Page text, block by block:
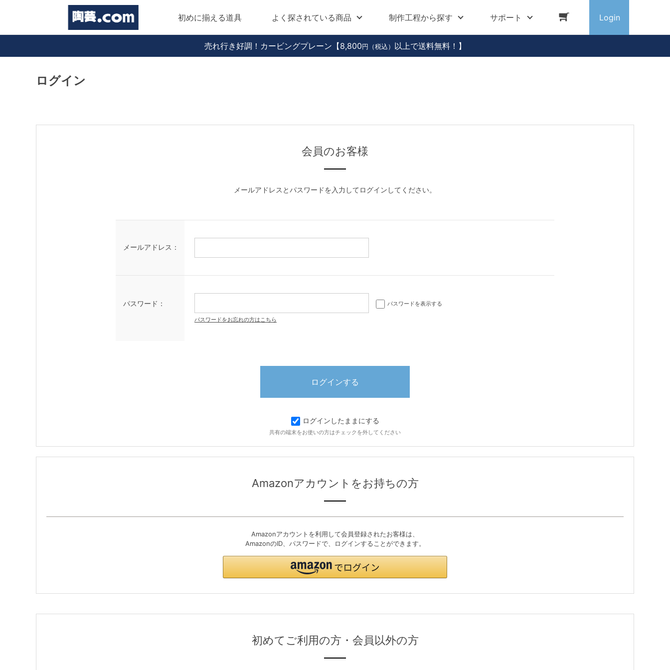
初めに揃える道具 よく探されている商品 制作工程から探す サポート Login
売れ行き好調！カービングプレーン 【8,800 円（税込） 以上で送料無料！】
ログイン
会員のお客様
メールアドレスとパスワードを入力してログインしてください。
メールアドレス：
パスワード： パスワードを表示する
パスワードをお忘れの方はこちら
ログインしたままにする
共有の端末をお使いの方はチェックを外してください
Amazonアカウントをお持ちの方
Amazonアカウントを利用して会員登録されたお客様は、
AmazonのID、パスワードで、ログインすることができます。
初めてご利用の方・会員以外の方